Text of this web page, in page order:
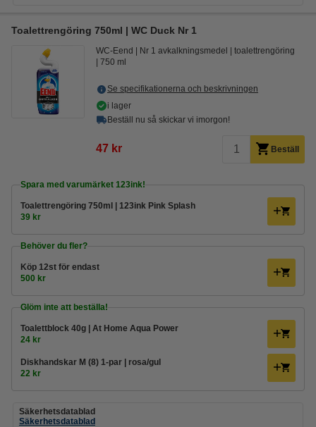
Toalettrengöring 750ml | WC Duck Nr 1
WC-Eend Nr 1 avkalkningsmedel
toalettrengöring
750 ml
Se specifikationerna och beskrivningen
i lager
Beställ nu så skickar vi imorgon!
47 kr Beställ
Spara med varumärket 123ink!
Toalettrengöring 750ml | 123ink Pink Splash
39 kr
Behöver du fler?
Köp 12st för endast
500 kr
Glöm inte att beställa!
Toalettblock 40g | At Home Aqua Power
24 kr
Diskhandskar M (8) 1-par | rosa/gul
22 kr
Säkerhetsdatablad
Säkerhetsdatablad